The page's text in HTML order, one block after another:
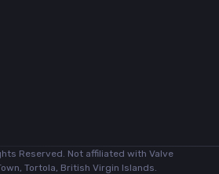
Reserved. Not affiliated with Valve
Tortola, British Virgin Islands.